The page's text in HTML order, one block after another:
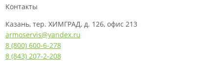
Контакты
Казань, тер. ХИМГРАД, д. 126, офис 213
armoservis@yandex.ru
8 (800) 600-6-278
8 (843) 207-2-208